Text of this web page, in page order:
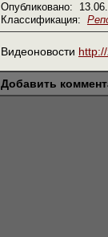
Опубликовано:
Классификация:
Видеоновости
Добавить